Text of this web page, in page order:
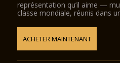
représentation qu’il aime —
classe mondiale, réunis dans
ACHETER MAINTENANT